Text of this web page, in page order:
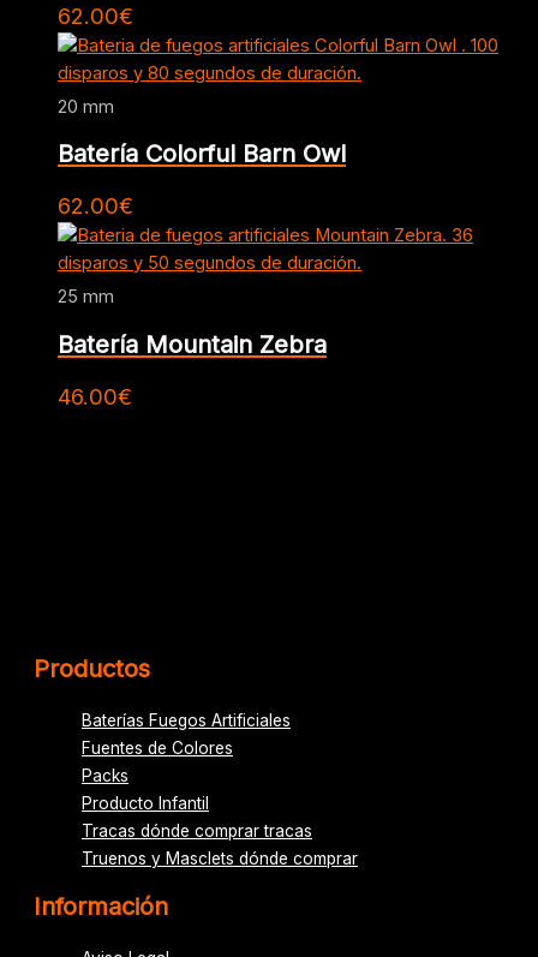
62.00€
20 mm
Batería Colorful Barn Owl
62.00€
25 mm
Batería Mountain Zebra
46.00€
Productos
Baterías Fuegos Artificiales
Fuentes de Colores
Packs
Producto Infantil
Tracas dónde comprar tracas
Truenos y Masclets dónde comprar
Información